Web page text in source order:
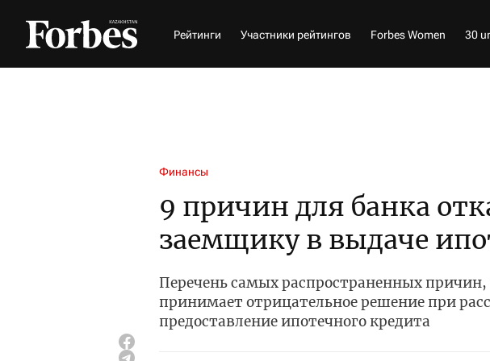
Рейтинги Участники рейтингов Forbes Women 30
Финансы
9 причин для банка
заемщику в выдаче
Перечень самых распространенных
принимает отрицательное решение при
предоставление ипотечного кредита